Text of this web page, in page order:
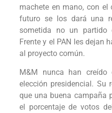
machete en mano, con
futuro se los dará una
sometida no un partido
Frente y el PAN les dejan
al proyecto común.
M&M nunca han
elección presidencial. Su
que una buena campaña
el porcentaje de votos